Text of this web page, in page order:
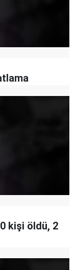
kişi öldü, 2